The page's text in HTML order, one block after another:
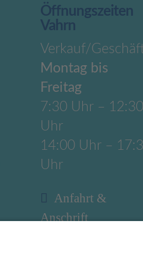
Öffnungszeiten
Vahrn
Verkauf/
Montag bis
Freitag
7:30 Uhr – 12:30
Uhr
14:00 Uhr –
Uhr
Anfahrt &
Anschrift